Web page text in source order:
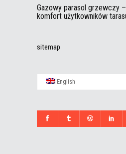
Gazowy parasol grzewczy
komfort użytkowników
sitemap
English